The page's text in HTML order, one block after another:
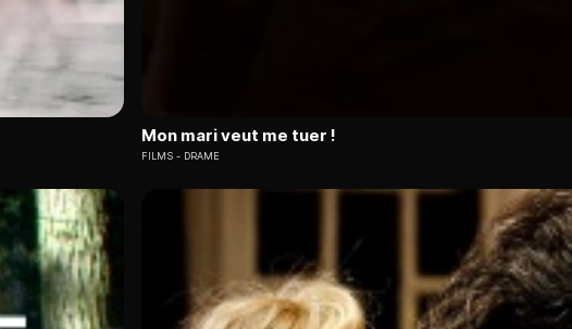
Mon mari veut me tuer !
FILMS DRAME